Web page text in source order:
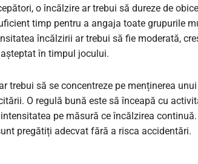
o încălzire ar trebui să dureze de
timp pentru a angaja toate grupurile
încălzirii ar trebui să fie moderată,
în timpul jocului.
trebui să se concentreze pe menținerea
O regulă bună este să înceapă cu
pe măsură ce încălzirea
pregătiți adecvat fără a risca accidentări.